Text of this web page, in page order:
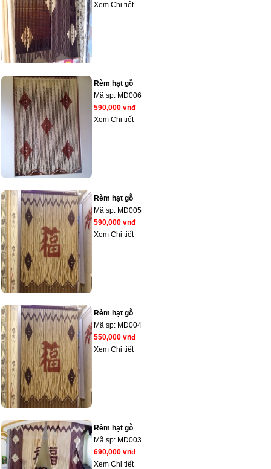
Xem Chi tiết
Rèm hạt gỗ
Mã sp: MD006
590,000 vnđ
Xem Chi tiết
Rèm hạt gỗ
Mã sp: MD005
590,000 vnđ
Xem Chi tiết
Rèm hạt gỗ
Mã sp: MD004
550,000 vnđ
Xem Chi tiết
Rèm hạt gỗ
Mã sp: MD003
690,000 vnđ
Xem Chi tiết